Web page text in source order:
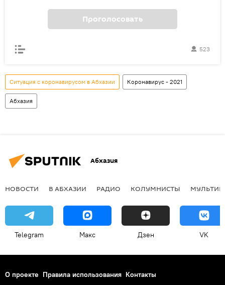
Проголосовать
523
Ситуация с коронавирусом в Абхазии Коронавирус - 2021
Абхазия
Абхазия
НОВОСТИ В АБХАЗИИ РАДИО КОЛУМНИСТЫ
Telegram Макс Дзен VK
О проекте Правила использования Контакты